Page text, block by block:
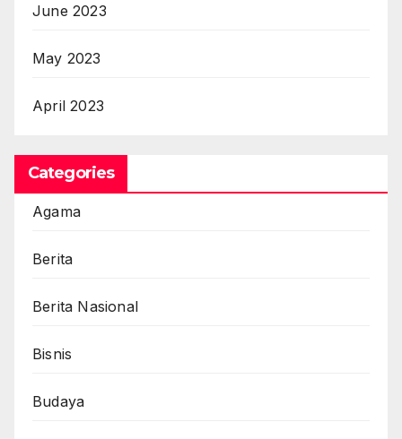
June 2023
May 2023
April 2023
Categories
Agama
Berita
Berita Nasional
Bisnis
Budaya